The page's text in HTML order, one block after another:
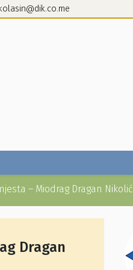
kolasin@dik.co.me
– Miodrag Dragan Nikolić
Dragan